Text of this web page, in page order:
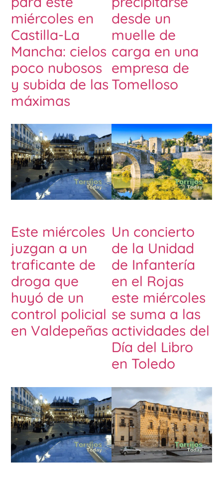
miércoles en
Castilla-La
Mancha: cielos
poco nubosos
y subida de las
máximas
desde un
muelle de
carga en una
empresa de
Tomelloso
Este miércoles
juzgan a un
traficante de
droga que
huyó de un
control policial
en Valdepeñas
Un concierto
de la Unidad
de Infantería
en el Rojas
este miércoles
se suma a las
actividades del
Día del Libro
en Toledo